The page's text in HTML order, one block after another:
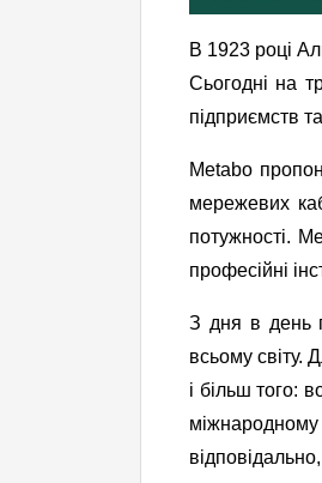
В 1923 році
Сьогодні на
підприємств
Metabo
мережевих
потужності.
професійні
З дня в день
всьому світу.
і більш того: